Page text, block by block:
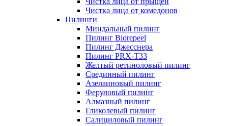
Чистка лица от комедонов
Пилинги
Миндальный пилинг
Пилинг Biorepeel
Пилинг Джесснера
Пилинг PRX-T33
Желтый ретиноловый пилинг
Срединный пилинг
Азелаиновый пилинг
Феруловый пилинг
Алмазный пилинг
Гликолевый пилинг
Салициловый пилинг